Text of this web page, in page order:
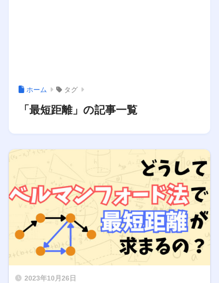
ホーム タグ
「最短距離」の記事一覧
2023年10月26日